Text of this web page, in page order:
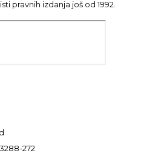
pravnih izdanja još od 1992.
272